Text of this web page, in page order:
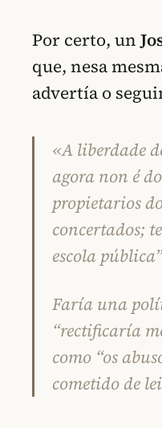
Por certo, un
que, nesa
advertía o
«A liberdade
agora non é
propietarios
concertados;
escola pública”
Faría una
“rectificaría
como “os
cometido de